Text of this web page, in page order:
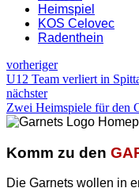
Heimspiel
KOS Celovec
Radenthein
vorheriger
U12 Team verliert in
nächster
Zwei Heimspiele für den
Komm zu den
Die Garnets wollen in